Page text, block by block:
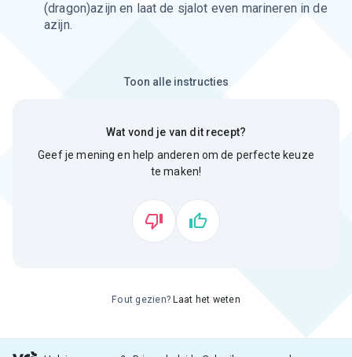
(dragon)azijn en laat de sjalot even marineren in de
azijn.
Toon alle instructies
Wat vond je van dit recept?
Geef je mening en help anderen om de perfecte keuze
te maken!
Fout gezien? Laat het weten